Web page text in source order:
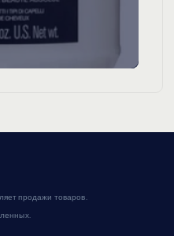
продажи товаров.